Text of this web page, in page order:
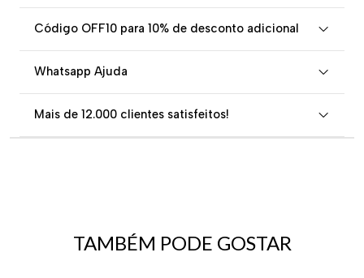
Código OFF10 para 10% de desconto adicional
Whatsapp Ajuda
Mais de 12.000 clientes satisfeitos!
TAMBÉM PODE GOSTAR